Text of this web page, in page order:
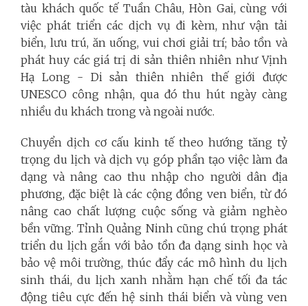
tàu khách quốc tế Tuần Châu, Hòn Gai, cùng với
việc phát triển các dịch vụ đi kèm, như vận tải
biển, lưu trú, ăn uống, vui chơi giải trí; bảo tồn và
phát huy các giá trị di sản thiên nhiên như Vịnh
Hạ Long - Di sản thiên nhiên thế giới được
UNESCO công nhận, qua đó thu hút ngày càng
nhiều du khách trong và ngoài nước.
Chuyển dịch cơ cấu kinh tế theo hướng tăng tỷ
trọng du lịch và dịch vụ góp phần tạo việc làm đa
dạng và nâng cao thu nhập cho người dân địa
phương, đặc biệt là các cộng đồng ven biển, từ đó
nâng cao chất lượng cuộc sống và giảm nghèo
bền vững. Tỉnh Quảng Ninh cũng chú trọng phát
triển du lịch gắn với bảo tồn đa dạng sinh học và
bảo vệ môi trường, thúc đẩy các mô hình du lịch
sinh thái, du lịch xanh nhằm hạn chế tối đa tác
động tiêu cực đến hệ sinh thái biển và vùng ven